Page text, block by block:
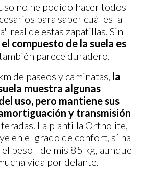
no he podido hacer todos
para saber cuál es la
real de estas zapatillas. Sin
el compuesto de la suela es
parece duradero.
de paseos y caminatas, la
muestra algunas
uso, pero mantiene sus
y transmisión
La plantilla Ortholite,
en el grado de confort, sí ha
peso– de mis 85 kg, aunque
vida por delante.